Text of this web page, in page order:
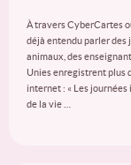
À travers CyberCartes
déjà entendu parler des
animaux, des
Unies enregistrent plus
internet : « Les
de la vie …